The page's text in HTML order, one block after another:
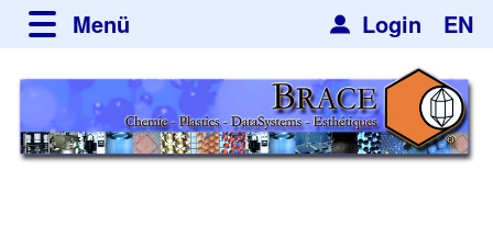
Login EN
Menü
über BRACE
Leistungen
Newsticker
Neues
Newsletter